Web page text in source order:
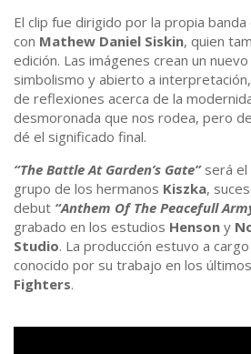
El clip fue dirigido por la propia
con Mathew Daniel Siskin, quien
edición. Las imágenes crean un
simbolismo y abierto a
de reflexiones acerca de la
desmoronada que nos rodea, pero
dé el significado final.
“The Battle At Garden’s Gate”será el
grupo de los hermanos Kiszka,
debut “Anthem Of The Peacefull
grabado en los estudios Henson y
Studio. La producción estuvo a
conocido por su trabajo en los
Fighters.